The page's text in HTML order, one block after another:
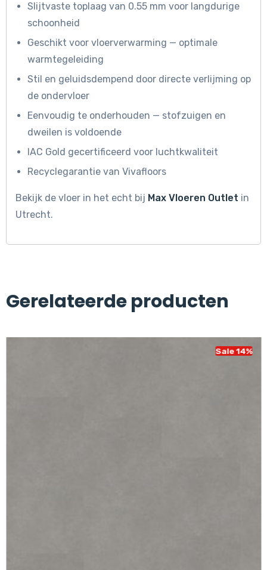
Slijtvaste toplaag van 0.55 mm voor langdurige
schoonheid
Geschikt voor vloerverwarming — optimale
warmtegeleiding
Stil en geluidsdempend door directe verlijming op
de ondervloer
Eenvoudig te onderhouden — stofzuigen en
dweilen is voldoende
IAC Gold gecertificeerd voor luchtkwaliteit
Recyclegarantie van Vivafloors
Bekijk de vloer in het echt bij Max Vloeren Outlet in
Utrecht.
Gerelateerde producten
Sale 14%